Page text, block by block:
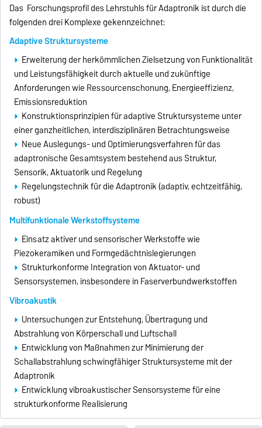
Das Forschungsprofil des Lehrstuhls für Adaptronik ist durch die
folgenden drei Komplexe gekennzeichnet:
Adaptive Struktursysteme
Erweiterung der herkömmlichen Zielsetzung von Funktionalität
und Leistungsfähigkeit durch aktuelle und zukünftige
Anforderungen wie Ressourcenschonung, Energieeffizienz,
Emissionsreduktion
Konstruktionsprinzipien für adaptive Struktursysteme unter
einer ganzheitlichen, interdisziplinären Betrachtungsweise
Neue Auslegungs- und Optimierungsverfahren für das
adaptronische Gesamtsystem bestehend aus Struktur,
Sensorik, Aktuatorik und Regelung
Regelungstechnik für die Adaptronik (adaptiv, echtzeitfähig,
robust)
Multifunktionale Werkstoffsysteme
Einsatz aktiver und sensorischer Werkstoffe wie
Piezokeramiken und Formgedächtnislegierungen
Strukturkonforme Integration von Aktuator- und
Sensorsystemen, insbesondere in Faserverbundwerkstoffen
Vibroakustik
Untersuchungen zur Entstehung, Übertragung und
Abstrahlung von Körperschall und Luftschall
Entwicklung von Maßnahmen zur Minimierung der
Schallabstrahlung schwingfähiger Struktursysteme mit der
Adaptronik
Entwicklung vibroakustischer Sensorsysteme für eine
strukturkonforme Realisierung